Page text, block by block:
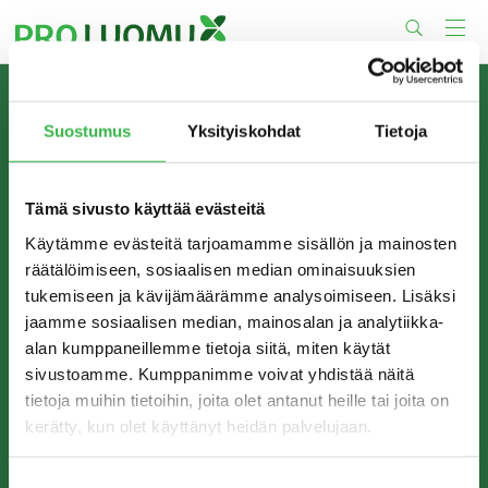
Suostumus Yksityiskohdat Tietoja
Tämä sivusto käyttää evästeitä
Käytämme evästeitä tarjoamamme sisällön ja mainosten
räätälöimiseen, sosiaalisen median ominaisuuksien
tukemiseen ja kävijämäärämme analysoimiseen. Lisäksi
jaamme sosiaalisen median, mainosalan ja analytiikka-
alan kumppaneillemme tietoja siitä, miten käytät
sivustoamme. Kumppanimme voivat yhdistää näitä
tietoja muihin tietoihin, joita olet antanut heille tai joita on
kerätty, kun olet käyttänyt heidän palvelujaan.
to
content
TIETOA MEISTÄ
Pro Luomu on luomualan yhteistyöorganisaatio, joka